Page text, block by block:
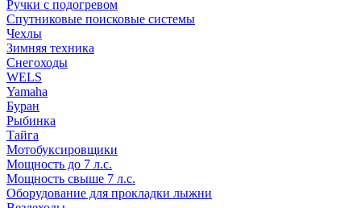
Ручки с подогревом
Спутниковые поисковые системы
Чехлы
Зимняя техника
Снегоходы
WELS
Yamaha
Буран
Рыбинка
Тайга
Мотобуксировщики
Мощность до 7 л.с.
Мощность свыше 7 л.с.
Оборудование для прокладки лыжни